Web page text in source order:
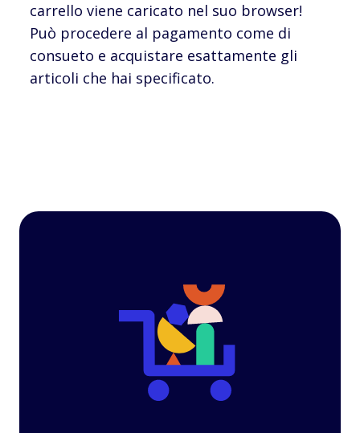
carrello viene caricato nel suo browser!
Può procedere al pagamento come di
consueto e acquistare esattamente gli
articoli che hai specificato.